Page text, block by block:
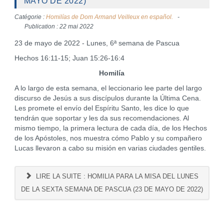
Catégorie : Homilías de Dom Armand Veilleux en español.
Publication : 22 mai 2022
23 de mayo de 2022 - Lunes, 6ª semana de Pascua
Hechos 16:11-15; Juan 15:26-16:4
Homilía
A lo largo de esta semana, el leccionario lee parte del largo
discurso de Jesús a sus discípulos durante la Última Cena.
Les promete el envío del Espíritu Santo, les dice lo que
tendrán que soportar y les da sus recomendaciones. Al
mismo tiempo, la primera lectura de cada día, de los Hechos
de los Apóstoles, nos muestra cómo Pablo y su compañero
Lucas llevaron a cabo su misión en varias ciudades gentiles.
LIRE LA SUITE : HOMILIA PARA LA MISA DEL LUNES
DE LA SEXTA SEMANA DE PASCUA (23 DE MAYO DE 2022)